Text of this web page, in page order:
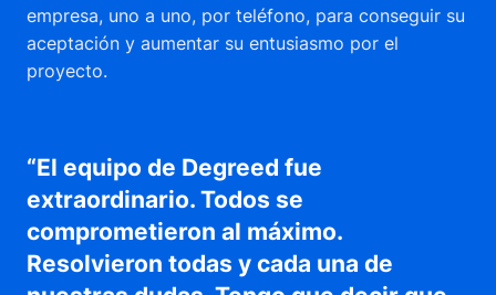
empresa, uno a uno, por teléfono, para conseguir su
aceptación y aumentar su entusiasmo por el
proyecto.
“El equipo de Degreed fue
extraordinario. Todos se
comprometieron al máximo.
Resolvieron todas y cada una de